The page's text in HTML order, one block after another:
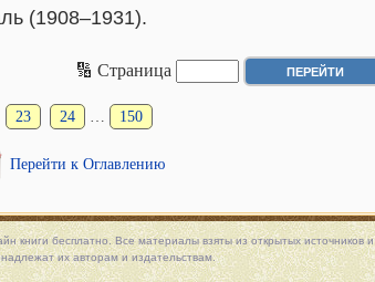
(1908–1931).
🔢 Страница
23 24 … 150
Перейти к Оглавлению
книгибесплатно. Все материалы взяты из открытых источников и
их авторам и издательствам.